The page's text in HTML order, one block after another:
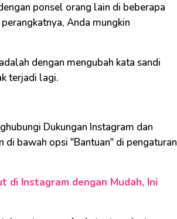
ponsel orang lain di beberapa
Anda mungkin
dengan mengubah kata sandi
terjadi lagi.
Dukungan Instagram dan
di bawah opsi "Bantuan" di pengaturan
di Instagram dengan Mudah, Ini